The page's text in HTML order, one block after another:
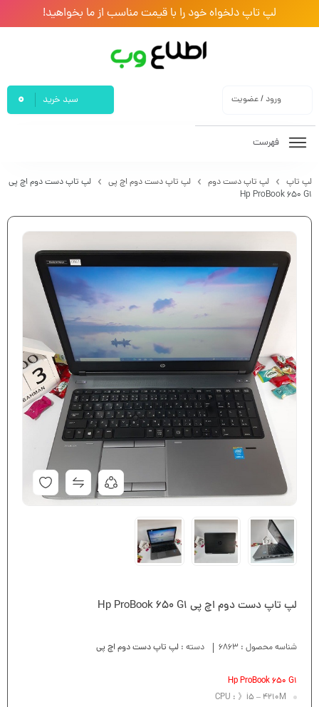
لپ تاپ دلخواه خود را با قیمت مناسب از ما بخواهید!
ورود / عضویت سبد خرید 0
فهرست
لپ تاپ لپ تاپ دست دوم لپ تاپ دست دوم اچ پی
لپ تاپ دست دوم اچ پی
Hp ProBook 650 G1
لپ تاپ دست دوم اچ پی Hp ProBook 650 G1
شناسه محصول : 6863 دسته : لپ تاپ دست دوم اچ پی
Hp ProBook 650 G1
CPU : 》i5 – 4210M